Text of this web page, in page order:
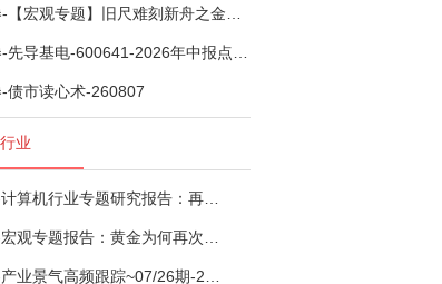
-债市读心术-260807
业